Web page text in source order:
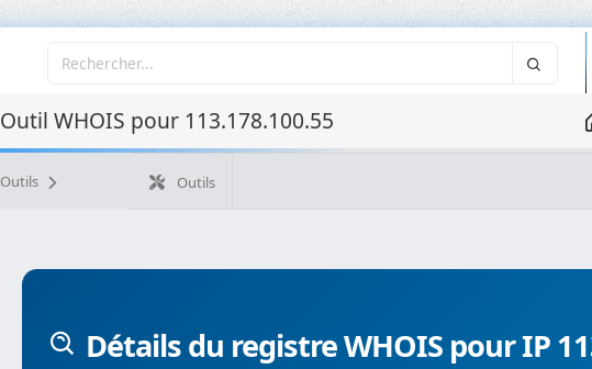
Outil WHOIS pour 113.178.100.55
Outils Outils
Détails du registre WHOIS pour IP